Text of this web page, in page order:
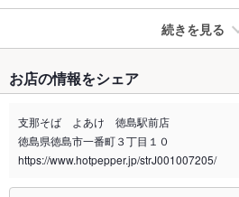
続きを見る
禁煙・喫煙 全席禁煙
喫煙専用室 なし
※2020年4月1日～受動喫煙対策に関する法律が施行さ
お店の情報をシェア
支那そば よあけ 徳島駅前店
徳島県徳島市一番町３丁目１０
https://www.hotpepper.jp/strJ001007205/